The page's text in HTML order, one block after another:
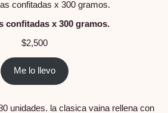
confitadas x 300 gramos.
$2,500
Me lo llevo